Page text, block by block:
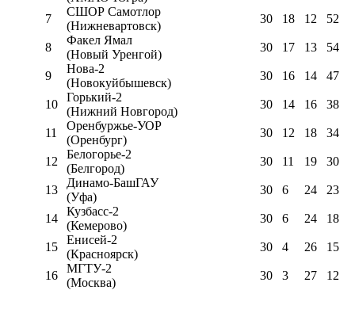
7
СШОР Самотлор
(Нижневартовск)
30 18 12 52
8
Факел Ямал
(Новый Уренгой)
30 17 13 54
9
Нова-2
(Новокуйбышевск)
30 16 14 47
10
Горький-2
(Нижний Новгород)
30 14 16 38
11
Оренбуржье-УОР
(Оренбург)
30 12 18 34
12
Белогорье-2
(Белгород)
30 11 19 30
13
Динамо-БашГАУ
(Уфа)
30 6 24 23
14
Кузбасс-2
(Кемерово)
30 6 24 18
15
Енисей-2
(Красноярск)
30 4 26 15
16
МГТУ-2
(Москва)
30 3 27 12